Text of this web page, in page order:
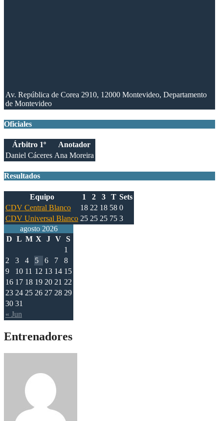
Av. República de Corea 2910, 12000 Montevideo, Departamento
de Montevideo
Oficiales
Árbitro 1º
Anotador
Daniel Cáceres Ana Moreira
Resultados
Equipo 1 2 3 T Sets
CDV Central Blanco
18 22 18 58 0
CDV Universal Blanco 25 25 25 75 3
agosto 2026
D L M X J V S
« Jun
1
2
3 4 5 6 7
8
9
10 11 12 13 14 15
16 17 18 19 20 21 22
23 24 25 26 27 28 29
30 31
Entrenadores